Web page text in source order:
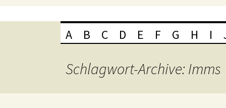
A B C D E F G H I
Schlagwort-Archive: Imms